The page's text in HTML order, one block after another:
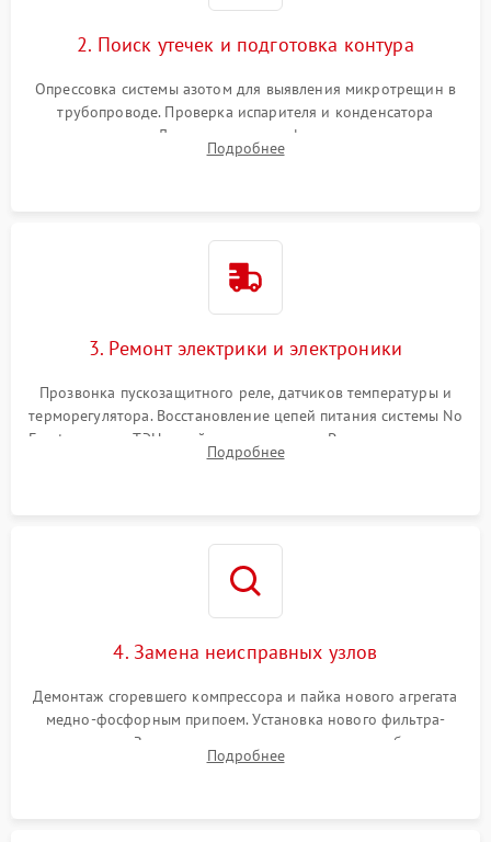
2. Поиск утечек и подготовка контура
Опрессовка системы азотом для выявления микротрещин в
трубопроводе. Проверка испарителя и конденсатора
течеискателем. Демонтаж старого фильтра-осушителя и
продувка капиллярной трубки для устранения засоров.
Подробнее
3. Ремонт электрики и электроники
Прозвонка пускозащитного реле, датчиков температуры и
терморегулятора. Восстановление цепей питания системы No
Frost, включая ТЭН оттайки и вентилятор. Ремонт или замена
платы управления при сбоях алгоритмов.
Подробнее
4. Замена неисправных узлов
Демонтаж сгоревшего компрессора и пайка нового агрегата
медно-фосфорным припоем. Установка нового фильтра-
осушителя. Замена изношенных вентиляторов обдува,
сломанных заслонок или поврежденных дверных петель.
Подробнее